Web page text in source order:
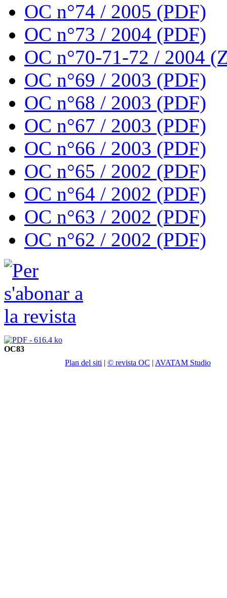
OC n°74 / 2005 (PDF)
OC n°73 / 2004 (PDF)
OC n°70-71-72 / 2004
OC n°69 / 2003 (PDF)
OC n°68 / 2003 (PDF)
OC n°67 / 2003 (PDF)
OC n°66 / 2003 (PDF)
OC n°65 / 2002 (PDF)
OC n°64 / 2002 (PDF)
OC n°63 / 2002 (PDF)
OC n°62 / 2002 (PDF)
OC83
Plan del siti | © revista OC | AVATAM Studio